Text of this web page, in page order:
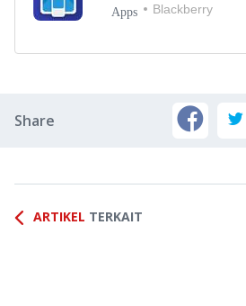
Apps Blackberry
Share
ARTIKEL TERKAIT